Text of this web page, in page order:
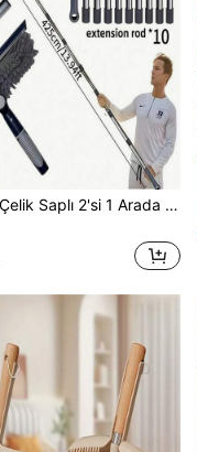
Paslanmaz Çelik Saplı 2'si 1 Arada Pencere Temizleme Fırçası ve Sıyırıcı Seti, Dış Mekan, Cam ve Pencere Temizliği İçin Yeniden Kullanılabilir Sıyırıcı Fırça, Çoklu Parçalar ve Chenilla Dahil, İç ve Dış Mekan Temizliği İçin Profesyonel Temizlik Seti